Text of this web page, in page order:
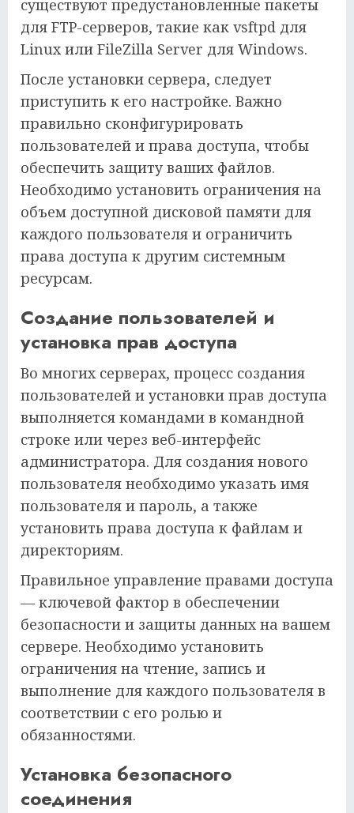
существуют предустановленные пакеты
для FTP-серверов, такие как vsftpd для
Linux или FileZilla Server для Windows.
После установки сервера, следует
приступить к его настройке. Важно
правильно сконфигурировать
пользователей и права доступа, чтобы
обеспечить защиту ваших файлов.
Необходимо установить ограничения на
объем доступной дисковой памяти для
каждого пользователя и ограничить
права доступа к другим системным
ресурсам.
Создание пользователей и
установка прав доступа
Во многих серверах, процесс создания
пользователей и установки прав доступа
выполняется командами в командной
строке или через веб-интерфейс
администратора. Для создания нового
пользователя необходимо указать имя
пользователя и пароль, а также
установить права доступа к файлам и
директориям.
Правильное управление правами доступа
— ключевой фактор в обеспечении
безопасности и защиты данных на вашем
сервере. Необходимо установить
ограничения на чтение, запись и
выполнение для каждого пользователя в
соответствии с его ролью и
обязанностями.
Установка безопасного
соединения